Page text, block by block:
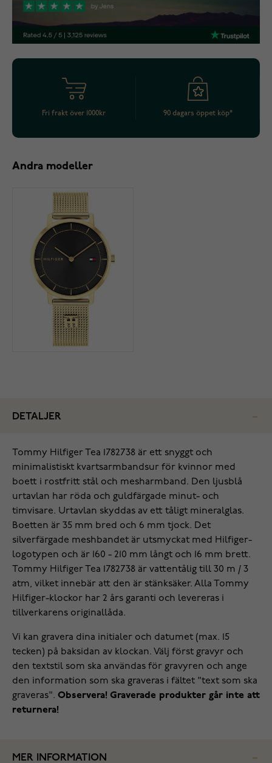
Fri frakt över 1000kr 90 dagars öppet köp*
Andra modeller
DETALJER
Tommy Hilfiger Tea 1782738 är ett snyggt och
minimalistiskt kvartsarmbandsur för kvinnor med
boett i rostfritt stål och mesharmband. Den ljusblå
urtavlan har röda och guldfärgade minut- och
timvisare. Urtavlan skyddas av ett tåligt mineralglas.
Boetten är 35 mm bred och 6 mm tjock. Det
silverfärgade meshbandet är utsmyckat med Hilfiger-
logotypen och är 160 - 210 mm långt och 16 mm brett.
Tommy Hilfiger Tea 1782738 är vattentålig till 30 m / 3
atm, vilket innebär att den är stänksäker. Alla Tommy
Hilfiger-klockor har 2 års garanti och levereras i
tillverkarens originallåda.
Vi kan gravera dina initialer och datumet (max. 15
tecken) på baksidan av klockan. Välj först gravyr och
den textstil som ska användas för gravyren och ange
den information som ska graveras i fältet "text som ska
graveras". Observera! Graverade produkter går inte att
returnera!
MER INFORMATION